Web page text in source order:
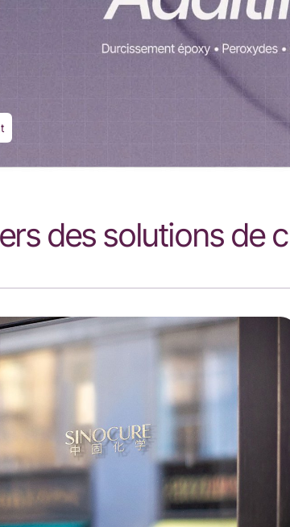
des solutions de